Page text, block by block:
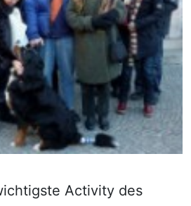
Activity des